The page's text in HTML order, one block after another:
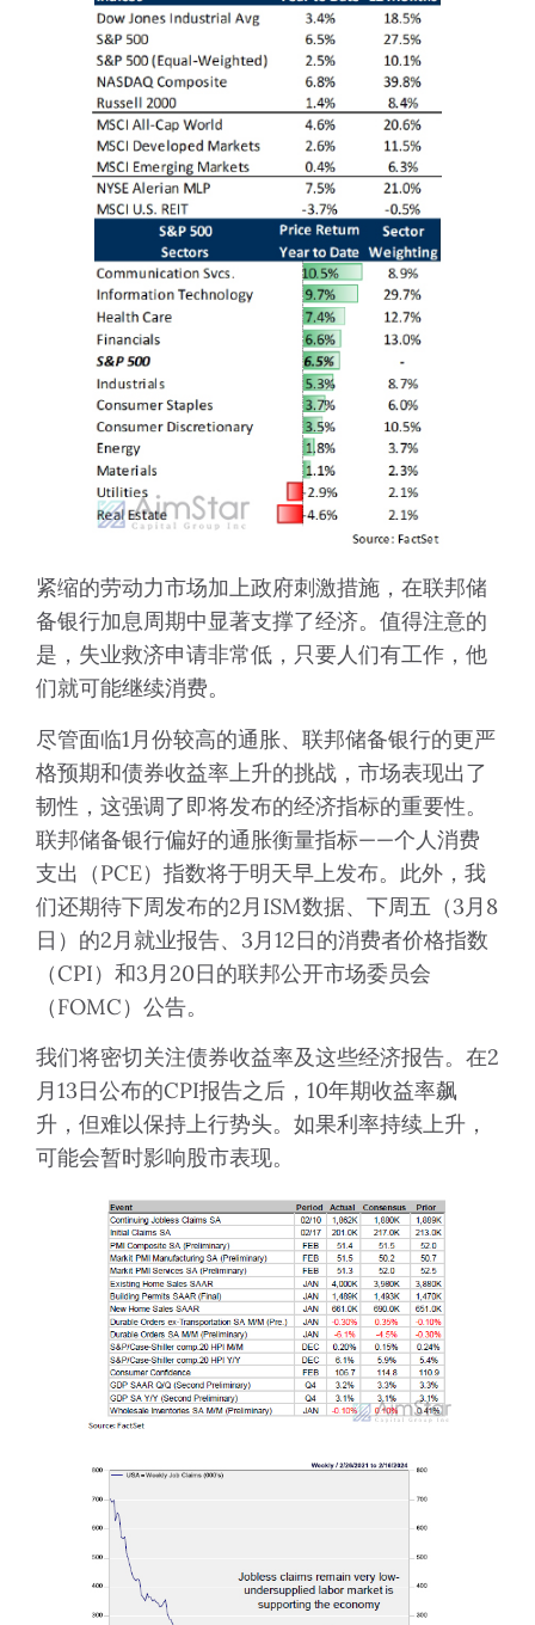
紧缩的劳动力市场加上政府刺激措施，在联邦储
备银行加息周期中显著支撑了经济。值得注意的
是，失业救济申请非常低，只要人们有工作，他
们就可能继续消费。
尽管面临1月份较高的通胀、联邦储备银行的更严
格预期和债券收益率上升的挑战，市场表现出了
韧性，这强调了即将发布的经济指标的重要性。
联邦储备银行偏好的通胀衡量指标——个人消费
支出（PCE）指数将于明天早上发布。此外，我
们还期待下周发布的2月ISM数据、下周五（3月8
日）的2月就业报告、3月12日的消费者价格指数
（CPI）和3月20日的联邦公开市场委员会
（FOMC）公告。
我们将密切关注债券收益率及这些经济报告。在2
月13日公布的CPI报告之后，10年期收益率飙
升，但难以保持上行势头。如果利率持续上升，
可能会暂时影响股市表现。